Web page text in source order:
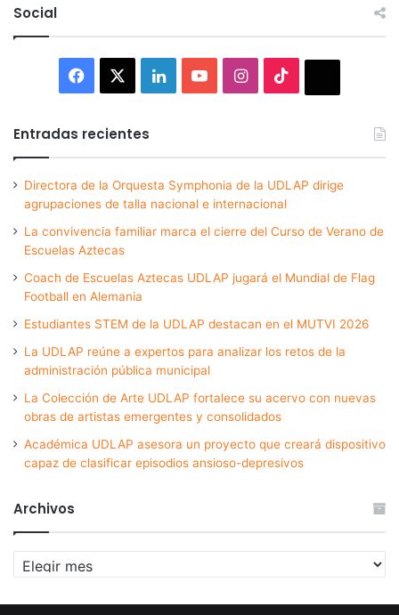
Social
Facebook LinkedInYouTubeInstagram
Entradas recientes
Directora de la Orquesta Symphonia de la UDLAP dirige
agrupaciones de talla nacional e internacional
La convivencia familiar marca el cierre del Curso de Verano de
Escuelas Aztecas
Coach de Escuelas Aztecas UDLAP jugará el Mundial de Flag
Football en Alemania
Estudiantes STEM de la UDLAP destacan en el MUTVI 2026
La UDLAP reúne a expertos para analizar los retos de la
administración pública municipal
La Colección de Arte UDLAP fortalece su acervo con nuevas
obras de artistas emergentes y consolidados
Académica UDLAP asesora un proyecto que creará dispositivo
capaz de clasificar episodios ansioso-depresivos
Archivos
Archivos